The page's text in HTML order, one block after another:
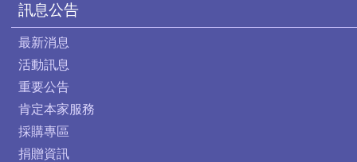
訊息公告
最新消息
活動訊息
重要公告
肯定本家服務
採購專區
捐贈資訊